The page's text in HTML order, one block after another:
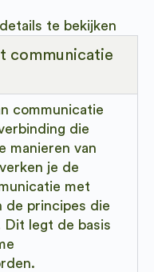
te bekijken
communicatie
communicatie
die
manieren van
je de
met
de principes die
Dit legt de basis